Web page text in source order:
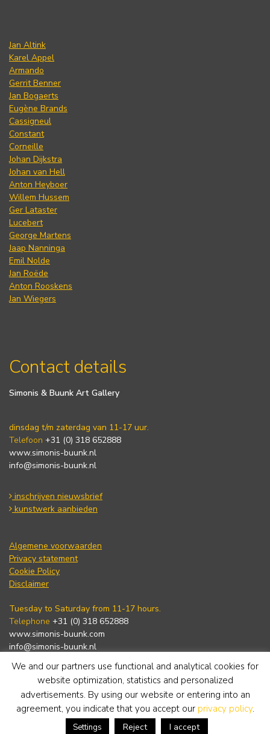
Jan Altink
Karel Appel
Armando
Gerrit Benner
Jan Bogaerts
Eugène Brands
Cassigneul
Constant
Corneille
Johan Dijkstra
Johan van Hell
Anton Heyboer
Willem Hussem
Ger Lataster
Lucebert
George Martens
Jaap Nanninga
Emil Nolde
Jan Roëde
Anton Rooskens
Jan Wiegers
Contact details
Simonis & Buunk Art Gallery
dinsdag t/m zaterdag van 11-17 uur.
Telefoon +31 (0) 318 652888
www.simonis-buunk.nl
info@simonis-buunk.nl
inschrijven nieuwsbrief
kunstwerk aanbieden
Algemene voorwaarden
Privacy statement
Cookie Policy
Disclaimer
Tuesday to Saturday from 11-17 hours.
Telephone +31 (0) 318 652888
www.simonis-buunk.com
info@simonis-buunk.nl
subscribe to newsletter
We and our partners use functional and analytical cookies for
website optimization, statistics and personalized
advertisements. By using our website or entering into an
agreement, you indicate that you accept our privacy policy.
Settings Reject I accept